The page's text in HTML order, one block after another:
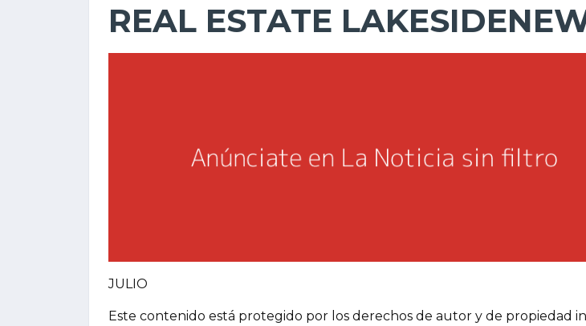
REAL ESTATE
JULIO
Este contenido está protegido por los derechos de autor y de propiedad